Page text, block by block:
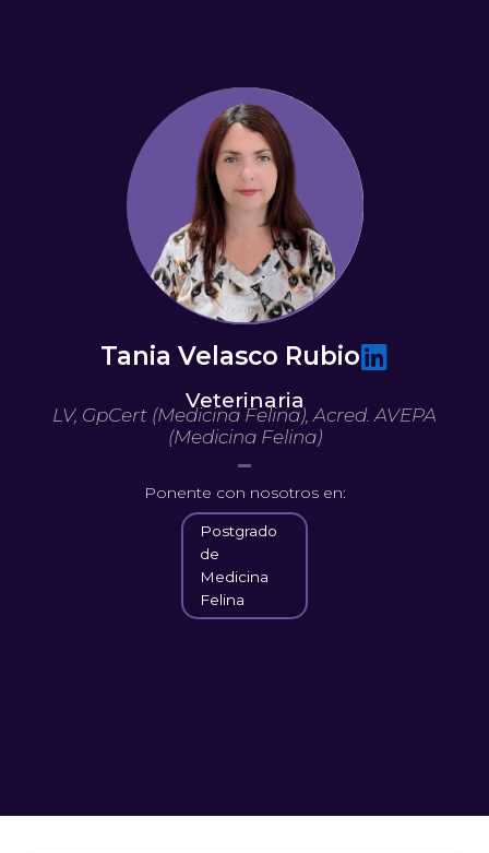
Tania Velasco Rubio
Veterinaria
LV, GpCert (Medicina Felina), Acred. AVEPA
(Medicina Felina)
Ponente con nosotros en:
Postgrado
de
Medicina
Felina